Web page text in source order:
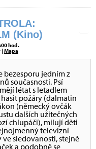
(Kino)
hod.
|Mapa
bezesporu jedním z
současnosti. Psí
létat s letadlem
požáry (dalmatin
(německý ovčák
dalších užitečných
chlupáči), milují děti
televizní
sledovanosti, stejně
a podobně se